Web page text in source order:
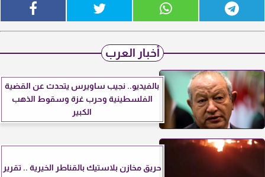
أخبار العرب
بالفيديو.. نجيب ساويرس يتحدث عن القضية
الفلسطينية وحرب غزة وسقوط الذهب
الكبير
حريق مخازن بلاستيك بالقناطر الخيرية .. تقرير